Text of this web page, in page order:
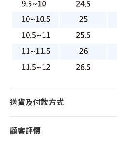
送貨及付款方式
顧客評價